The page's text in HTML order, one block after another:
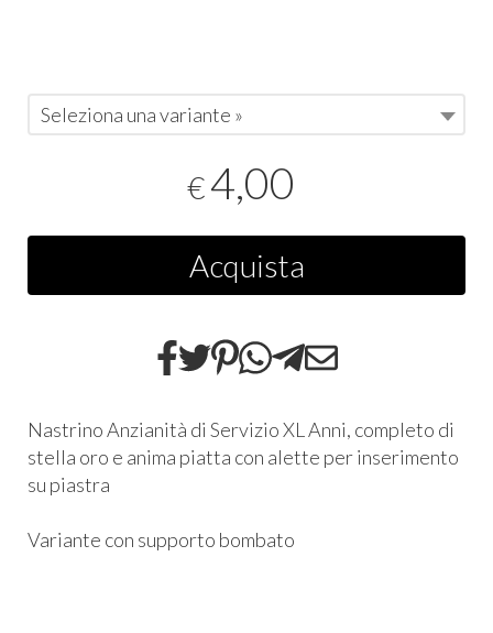
Seleziona una variante »
€4,00
Acquista
Nastrino Anzianità di Servizio XL Anni, completo di
stella oro e anima piatta con alette per inserimento
su piastra
Variante con supporto bombato